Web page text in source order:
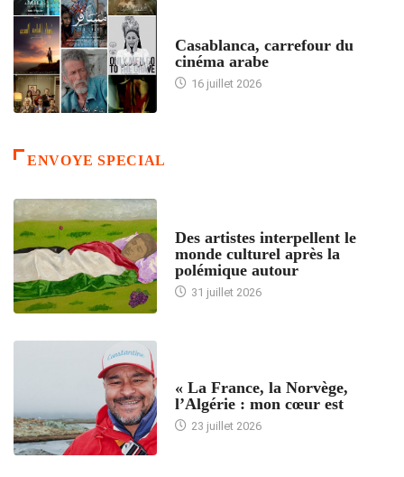
Casablanca, carrefour du
cinéma arabe
16 juillet 2026
ENVOYE SPECIAL
Des artistes interpellent le
monde culturel après la
polémique autour
31 juillet 2026
« La France, la Norvège,
l’Algérie : mon cœur est
23 juillet 2026